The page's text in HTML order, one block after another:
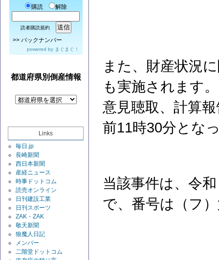
購読 解除
読者購読規約
>> バックナンバー
powered by まぐまぐ！
都道府県別倒産情報
Links
毎日.jp
長崎新聞
西日本新聞
産経ニュース
時事ドットコム
読売オンライン
日刊建設工業
日刊スポーツ
ZAK・ZAK
敬天新聞
狼魔人日記
メンバー
二階堂ドットコム
また、財産状況
も実施されます
意見聴取、計算
前11時30分とな
当該事件は、令
で、番号は（フ